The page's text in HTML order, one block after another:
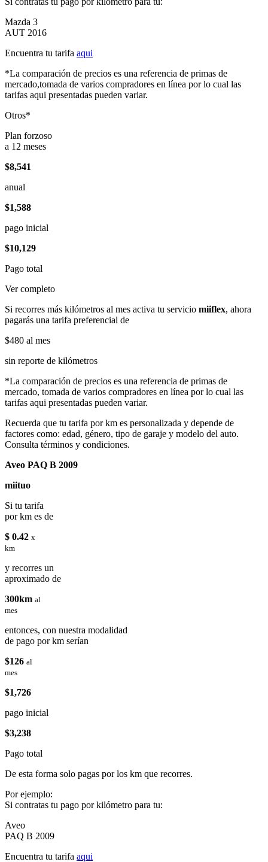
Mazda 3
AUT 2016
Encuentra tu tarifa aqui
*La comparación de precios es una referencia de primas de
mercado,tomada de varios compradores en línea por lo cual las
tarifas aqui presentadas pueden variar.
Otros*
Plan forzoso
a 12 meses
$8,541
anual
$1,588
pago inicial
$10,129
Pago total
Ver completo
Si recorres más kilómetros al mes activa tu servicio miiflex, ahora
pagarás una tarifa preferencial de
$480 al mes
sin reporte de kilómetros
*La comparación de precios es una referencia de primas de
mercado, tomada de varios compradores en línea por lo cual las
tarifas aqui presentadas pueden variar.
Recuerda que tu tarifa por km es personalizada y depende de
factores como: edad, género, tipo de garaje y modelo del auto.
Consulta términos y condiciones.
Aveo PAQ B 2009
miituo
Si tu tarifa
por km es de
$ 0.42 x
km
y recorres un
aproximado de
300km al
mes
entonces, con nuestra modalidad
de pago por km serían
$126 al
mes
$1,726
pago inicial
$3,238
Pago total
De esta forma solo pagas por los km que recorres.
Por ejemplo:
Si contratas tu pago por kilómetro para tu:
Aveo
PAQ B 2009
Encuentra tu tarifa aqui